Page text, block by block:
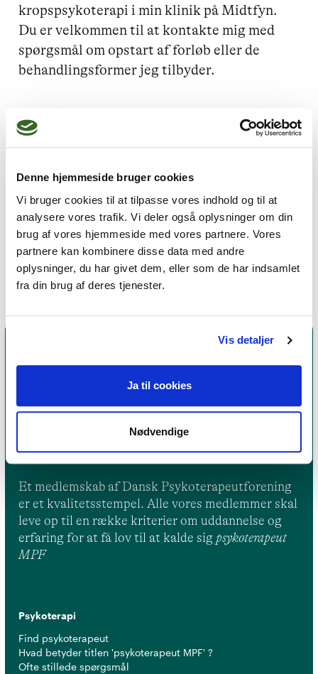
Denne hjemmeside bruger cookies
Vi bruger cookies til at tilpasse vores indhold og til at
analysere vores trafik. Vi deler også oplysninger om din
brug af vores hjemmeside med vores partnere. Vores
partnere kan kombinere disse data med andre
oplysninger, du har givet dem, eller som de har indsamlet
fra din brug af deres tjenester.
Vis detaljer
Ja til cookies
Nødvendige
kropspsykoterapi i min klinik på Midtfyn.
Du er velkommen til at kontakte mig med
spørgsmål om opstart af forløb eller de
Jeg praktiserer følgende
terapiformer
Integrativ psykoterapi,
Kropsterapi, Familieterapi,
Parterapi, Kunstterapi
Et medlemskab af Dansk Psykoterapeutforening
er et kvalitetsstempel. Alle vores medlemmer skal
leve op til en række kriterier om uddannelse og
erfaring for at få lov til at kalde sig psykoterapeut
MPF
Psykoterapi
Find psykoterapeut
Hvad betyder titlen 'psykoterapeut MPF' ?
Ofte stillede spørgsmål